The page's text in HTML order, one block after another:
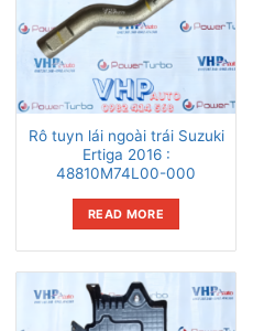
Rô tuyn lái ngoài trái Suzuki
Ertiga 2016 :
48810M74L00-000
READ MORE